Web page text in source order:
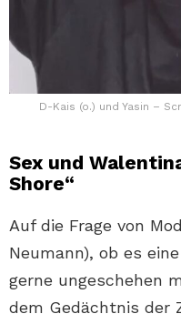
D-Kais (o.) und Yasin –
Sex und
Shore“
Auf die Frage von
Neumann), ob es
gerne ungeschehen
dem Gedächtnis der